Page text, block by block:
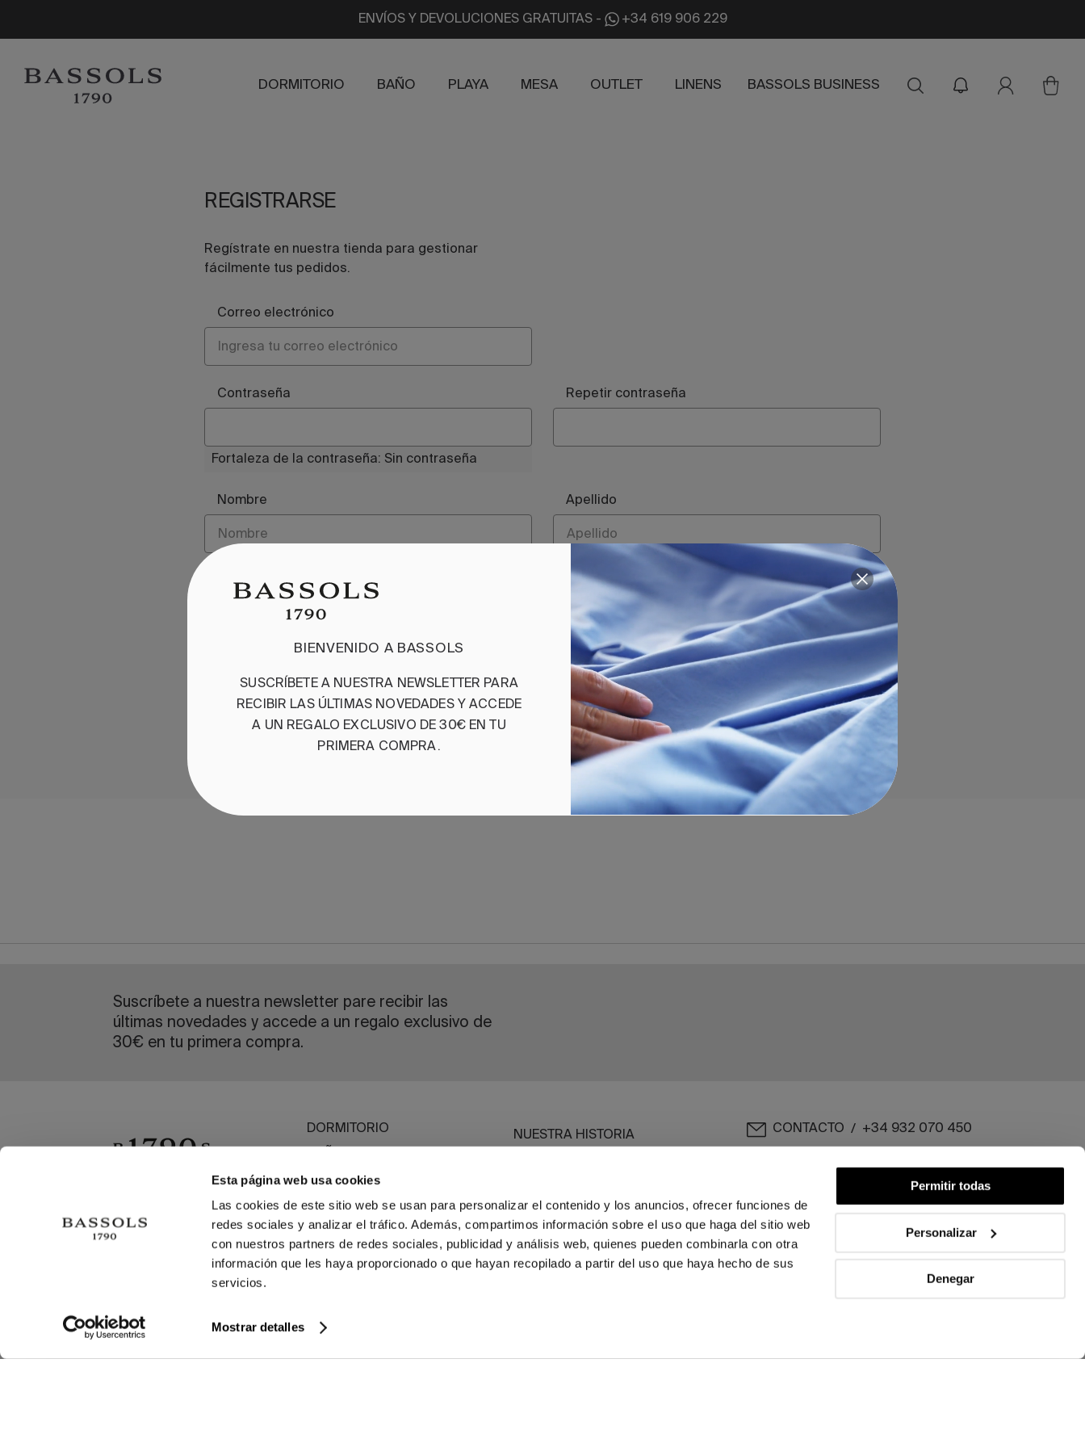
Esta página web usa cookies
Las cookies de este sitio web se usan para personalizar el contenido y los anuncios, ofrecer funciones de
redes sociales y analizar el tráfico. Además, compartimos información sobre el uso que haga del sitio web
con nuestros partners de redes sociales, publicidad y análisis web, quienes pueden combinarla con otra
información que les haya proporcionado o que hayan recopilado a partir del uso que haya hecho de sus
servicios.
Mostrar detalles
Permitir todas
Personalizar
Denegar
ENVÍOS Y DEVOLUCIONES GRATUITAS- +34 619 906 229
DORMITORIO BAÑO PLAYA MESA OUTLET LINENS BASSOLS BUSINESS
REGISTRARSE
Regístrate en nuestra tienda para gestionar
fácilmente tus pedidos.
Correo electrónico
Contraseña
Fortaleza de la contraseña: Sin contraseña
Repetir contraseña
Nombre Apellido
Acepto la política de privacidad
Recordarme
Suscríbete a nuestra newsletter pare recibir las
últimas novedades y accede a un regalo exclusivo de
30€ en tu primera compra.
DORMITORIO
MESA
OUTLET
HECHO A MEDIDA
NUESTRA HISTORIA
GUÍA DE CUIDADOS
CONTACTO / +34 932 070 450
ENGLISH / FRANÇAIS
SÍGUENOS
BIENVENIDO A BASSOLS
SUSCRÍBETE A NUESTRA NEWSLETTER PARA
RECIBIR LAS ÚLTIMAS NOVEDADES Y ACCEDE
A UN REGALO EXCLUSIVO DE 30€ EN TU
PRIMERA COMPRA.